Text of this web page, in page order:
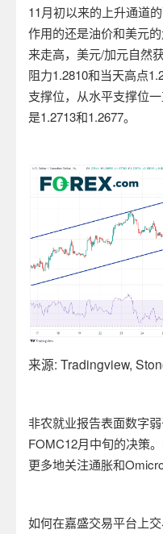
11月初以来的上升通道
作用的还是油价和美元
来走高，美元/加元自然
阻力1.2810和当天高点
支撑位，从水平支撑位
是1.2713和1.2677。
来源: Tradingview,
非农就业报告表面数字
FOMC12月中旬的决策。
更多地关注通胀和
如何在嘉盛交易平台上